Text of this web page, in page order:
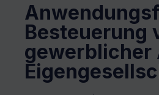
Besteuerung
gewerblicher